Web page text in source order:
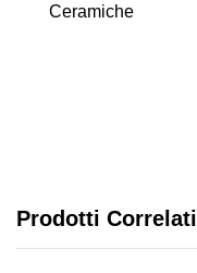
Ceramiche
Prodotti Correlati